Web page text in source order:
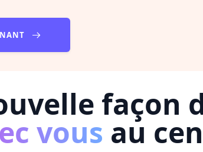
façon
vous au